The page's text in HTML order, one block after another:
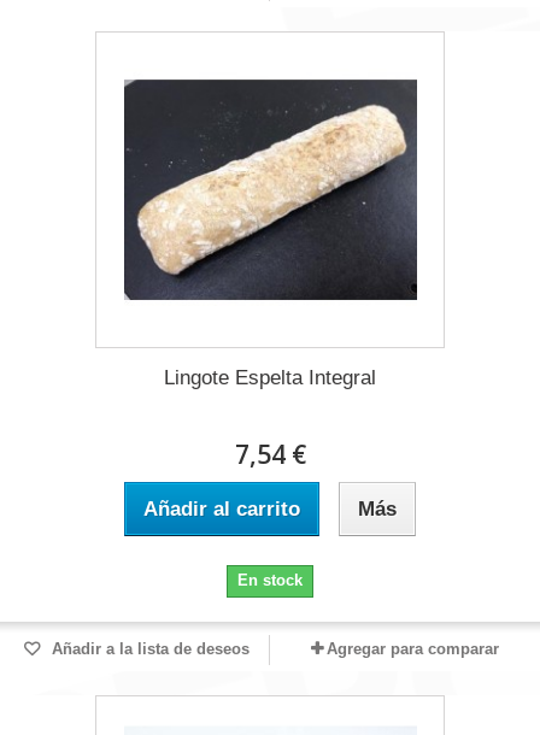
Lingote Espelta Integral
7,54 €
Añadir al carrito Más
En stock
Añadir a la lista de deseos Agregar para comparar